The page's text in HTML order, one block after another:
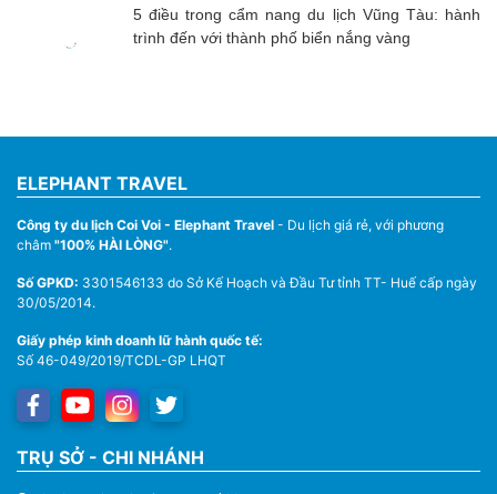
5 điều trong cẩm nang du lịch Vũng Tàu: hành
trình đến với thành phố biển nắng vàng
ELEPHANT TRAVEL
Công ty du lịch Coi Voi - Elephant Travel - Du lịch giá rẻ, với phương
châm "100% HÀI LÒNG".
Số GPKD: 3301546133 do Sở Kế Hoạch và Đầu Tư tỉnh TT- Huế cấp ngày
30/05/2014.
Giấy phép kinh doanh lữ hành quốc tế:
Số 46-049/2019/TCDL-GP LHQT
TRỤ SỞ - CHI NHÁNH